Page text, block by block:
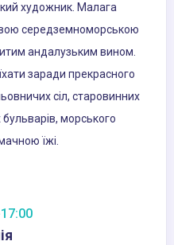
художник. Малага
середземноморською
андалузьким вином.
заради прекрасного
сіл, старовинних
морського
їжі.